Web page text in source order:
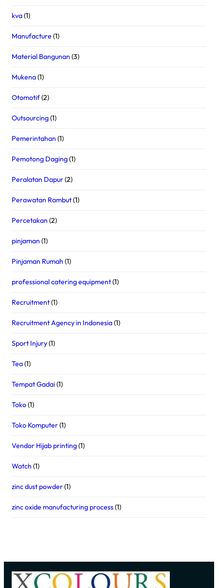
kva(1)
Manufacture(1)
Material Bangunan (3)
Mukena(1)
Otomotif(2)
Outsourcing(1)
Pemerintahan (1)
Pemotong Daging(1)
Peralatan Dapur(2)
Perawatan Rambut(1)
Percetakan (2)
pinjaman (1)
Pinjaman Rumah (1)
professional catering equipment(1)
Recruitment(1)
Recruitment Agency in Indonesia(1)
Sport Injury(1)
Tea(1)
Tempat Gadai(1)
Toko(1)
Toko Komputer(1)
Vendor Hijab printing(1)
Watch (1)
zinc dust powder(1)
zinc oxide manufacturing process(1)